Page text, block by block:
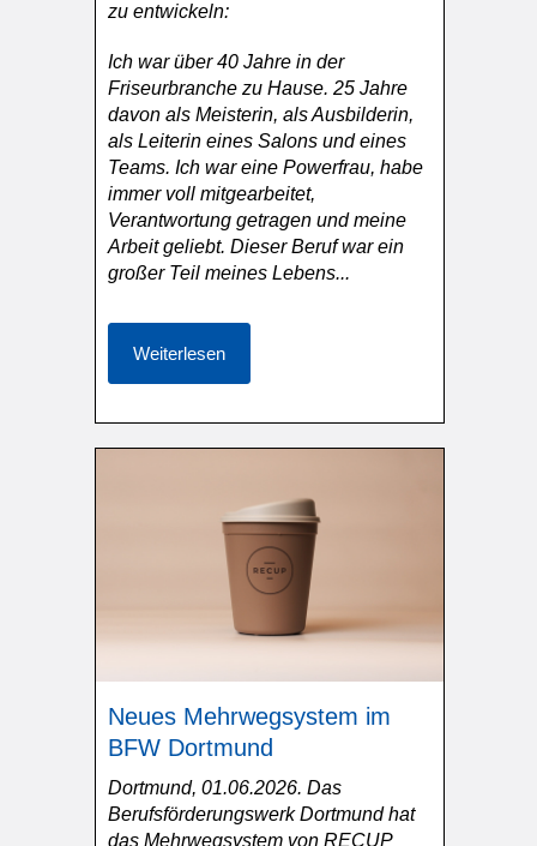
zu entwickeln:
Ich war über 40 Jahre in der
Friseurbranche zu Hause. 25 Jahre
davon als Meisterin, als Ausbilderin,
als Leiterin eines Salons und eines
Teams. Ich war eine Powerfrau, habe
immer voll mitgearbeitet,
Verantwortung getragen und meine
Arbeit geliebt. Dieser Beruf war ein
großer Teil meines Lebens...
Weiterlesen
Neues Mehrwegsystem im
BFW Dortmund
Dortmund, 01.06.2026. Das
Berufsförderungswerk Dortmund hat
das Mehrwegsystem von RECUP